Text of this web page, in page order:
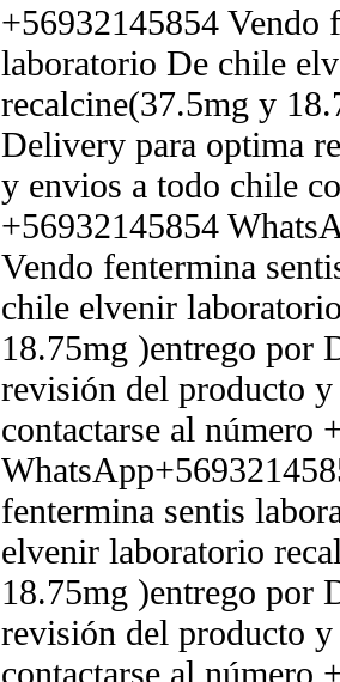
+56932145854 Vendo
laboratorio De chile
recalcine(37.5mg y
Delivery para optima
y envios a todo chile
+56932145854
Vendo fentermina
chile elvenir
18.75mg )entrego por
revisión del producto
contactarse al número
fentermina sentis
elvenir laboratorio
18.75mg )entrego por
revisión del producto
contactarse al número